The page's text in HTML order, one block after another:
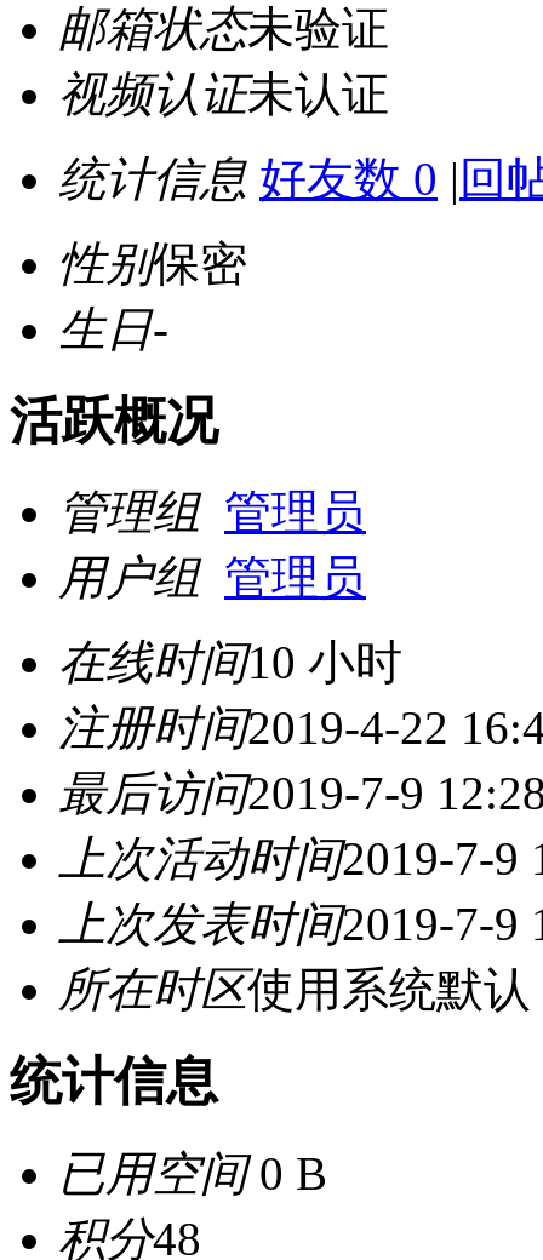
邮箱状态未验证
视频认证未认证
统计信息 好友数 0 | 回
性别保密
生日-
活跃概况
管理组 管理员
用户组 管理员
在线时间10 小时
注册时间2019-4-22
最后访问2019-7-9
上次活动时间2019-7-9
上次发表时间2019-7-9
所在时区使用系统默认
统计信息
已用空间0 B
积分48